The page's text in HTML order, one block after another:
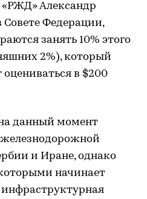
Александр
Федерации,
занять 10% этого
2%), который
в $200
данный момент
и Иране, однако
начинает
инфраструктурная